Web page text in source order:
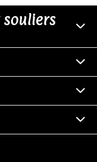
souliers